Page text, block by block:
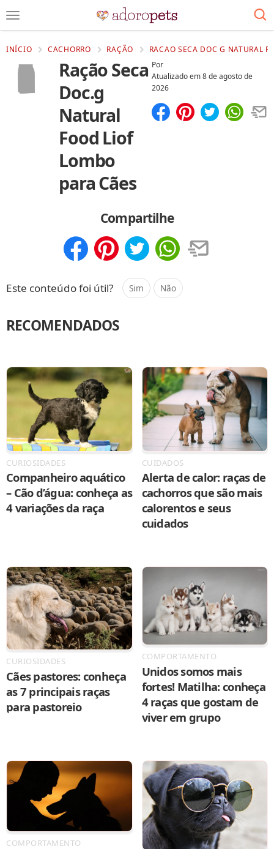
INÍCIO CACHORRO RAÇÃO RACAO SECA DOC G NATURAL
Ração Seca
Doc.g
Natural
Food Liof
Lombo
para Cães
Por
Atualizado em8 de agosto de
2026
Compartilhe
Este conteúdo foi útil? Sim Não
RECOMENDADOS
CURIOSIDADES
Companheiro aquático
– Cão d’água: conheça as
4 variações da raça
CUIDADOS
Alerta de calor: raças de
cachorros que são mais
calorentos e seus
cuidados
CURIOSIDADES
Cães pastores: conheça
as 7 principais raças
para pastoreio
COMPORTAMENTO
Unidos somos mais
fortes! Matilha: conheça
4 raças que gostam de
viver em grupo
COMPORTAMENTO